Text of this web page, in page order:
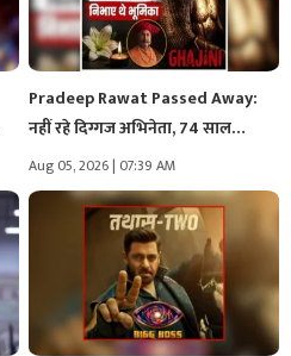
Pradeep Rawat Passed Away:
नहीं रहे दिग्गज अभिनेता, 74 साल…
Aug 05, 2026 | 07:39 AM